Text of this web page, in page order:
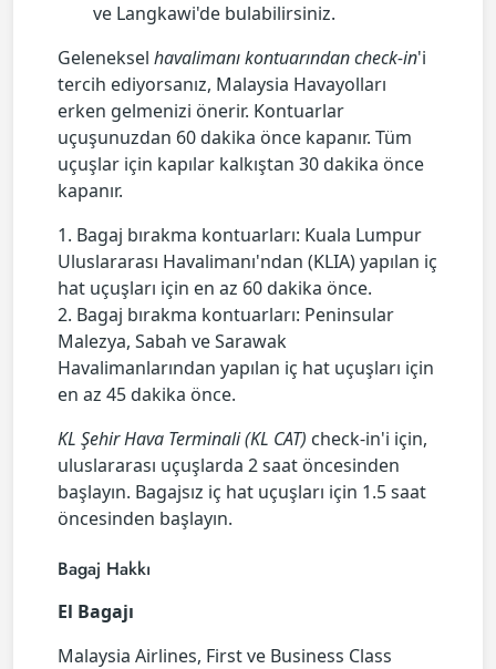
ve Langkawi'de bulabilirsiniz.
Geleneksel havalimanı kontuarından check-in'i
tercih ediyorsanız, Malaysia Havayolları
erken gelmenizi önerir. Kontuarlar
uçuşunuzdan 60 dakika önce kapanır. Tüm
uçuşlar için kapılar kalkıştan 30 dakika önce
kapanır.
1. Bagaj bırakma kontuarları: Kuala Lumpur
Uluslararası Havalimanı'ndan (KLIA) yapılan iç
hat uçuşları için en az 60 dakika önce.
2. Bagaj bırakma kontuarları: Peninsular
Malezya, Sabah ve Sarawak
Havalimanlarından yapılan iç hat uçuşları için
en az 45 dakika önce.
KL Şehir Hava Terminali (KL CAT) check-in'i için,
uluslararası uçuşlarda 2 saat öncesinden
başlayın. Bagajsız iç hat uçuşları için 1.5 saat
öncesinden başlayın.
Bagaj Hakkı
El Bagajı
Malaysia Airlines, First ve Business Class